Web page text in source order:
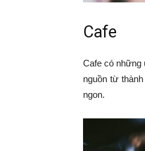
Cafe
Cafe có những
nguồn từ
ngon.